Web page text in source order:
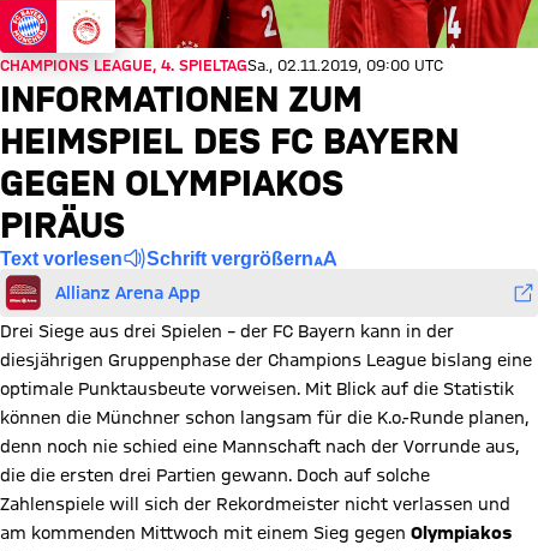
CHAMPIONS LEAGUE, 4. SPIELTAGSa., 02.11.2019, 09:00 UTC
INFORMATIONEN ZUM
HEIMSPIEL DES FC BAYERN
GEGEN OLYMPIAKOS
PIRÄUS
Text vorlesen Schrift vergrößern
Allianz Arena App
Drei Siege aus drei Spielen – der FC Bayern kann in der
diesjährigen Gruppenphase der Champions League bislang eine
optimale Punktausbeute vorweisen. Mit Blick auf die Statistik
können die Münchner schon langsam für die K.o.-Runde planen,
denn noch nie schied eine Mannschaft nach der Vorrunde aus,
die die ersten drei Partien gewann. Doch auf solche
Zahlenspiele will sich der Rekordmeister nicht verlassen und
am kommenden Mittwoch mit einem Sieg gegen Olympiakos